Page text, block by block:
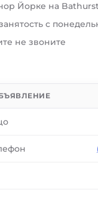
Йорке на
с
не звоните